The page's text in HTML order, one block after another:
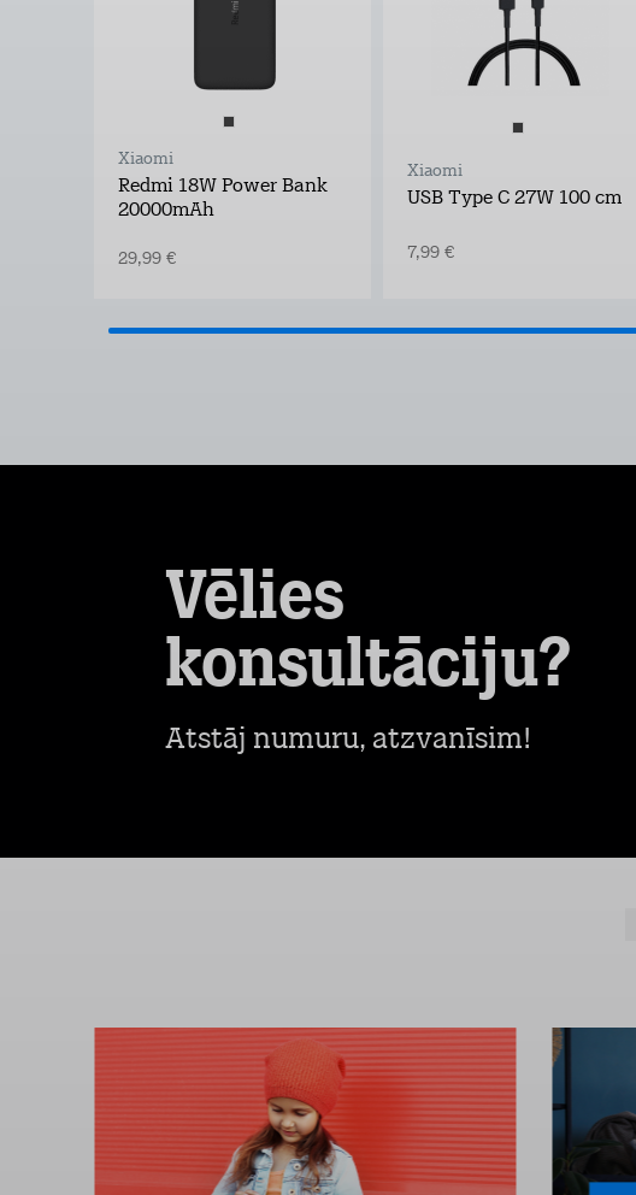
Xiaomi
Redmi 18W Power Bank
20000mAh
29,99 €
Xiaomi
USB Type C 27W 100 cm
7,99 €
Vēlies
konsultāciju?
Atstāj numuru, atzvanīsim!